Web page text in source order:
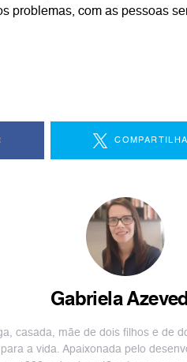
problemas, com as pessoas
Gabriela
casada, mãe de dois filhos e de
a vida. Apaixonada pelo